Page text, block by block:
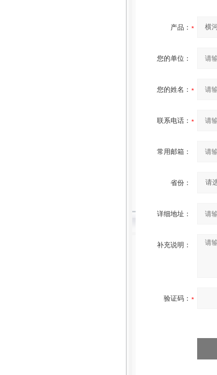
产品：
您的单位：
您的姓名：
联系电话：
常用邮箱：
省份：
详细地址：
补充说明：
验证码：